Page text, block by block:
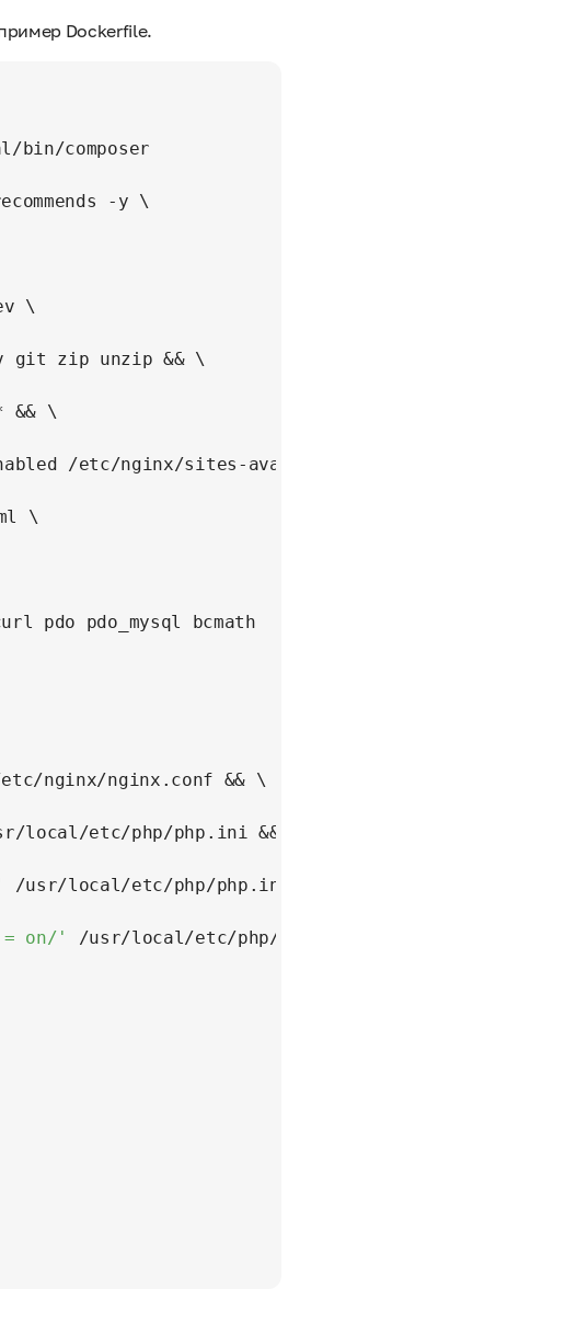
Dockerfile.
bin/composer
-y \
\
/etc/nginx/sites-available /etc/nginx/nginx.conf /
pdo pdo_mysql bcmath
nginx/nginx.conf && \
local/etc/php/php.ini && \
/usr/local/etc/php/php.ini && \
= on/' /usr/local/etc/php/php.ini